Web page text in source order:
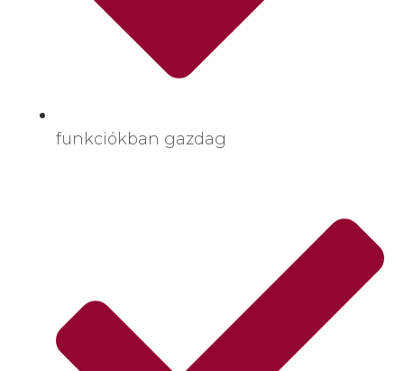
funkciókban gazdag